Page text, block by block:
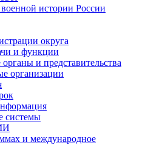
истории России
округа
и функции
и представительства
организации
системы
и международное